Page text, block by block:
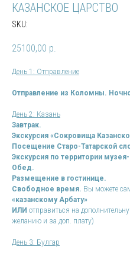
КАЗАНСКОЕ ЦАРСТВО
SKU:
25100,00 р.
День 1: Отправление
Отправление из Коломны.
День 2: Казань
Завтрак.
Экскурсия «Сокровища
Посещение Старо-Татарской
Экскурсия по территории
Обед.
Размещение в гостинице.
Свободное время. Вы можете
«казанскому Арбату»
ИЛИ отправиться на
желанию и за доп. плату)
День 3: Булгар